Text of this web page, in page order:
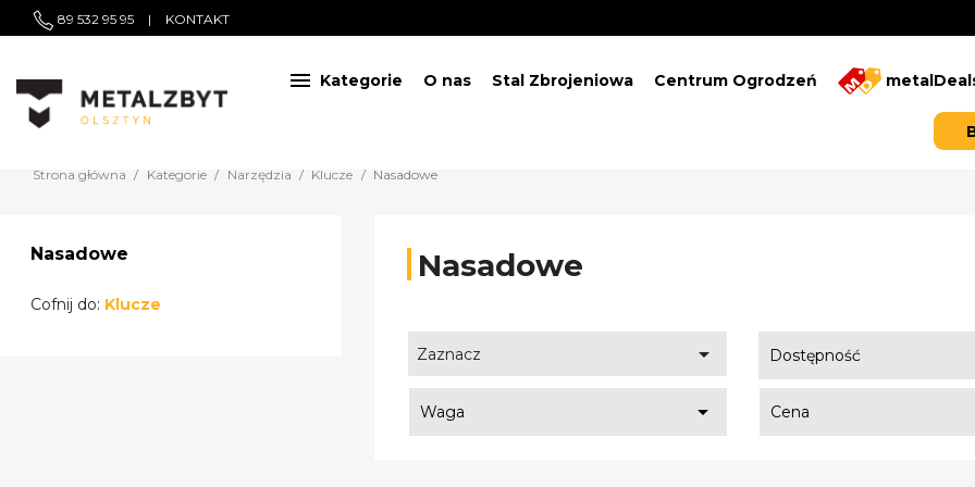
89 532 95 95 | KONTAKT
 Kategorie O nas Stal Zbrojeniowa Centrum Ogrodzeń
Strona główna Kategorie Narzędzia Klucze Nasadowe
Nasadowe
Cofnij do: Klucze
Nasadowe
Zaznacz  Dostępność
Waga  Cena